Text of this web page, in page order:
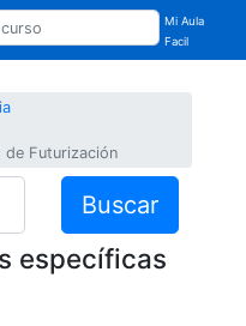
Mi Aula
Facil
de Futurización
Buscar
específicas